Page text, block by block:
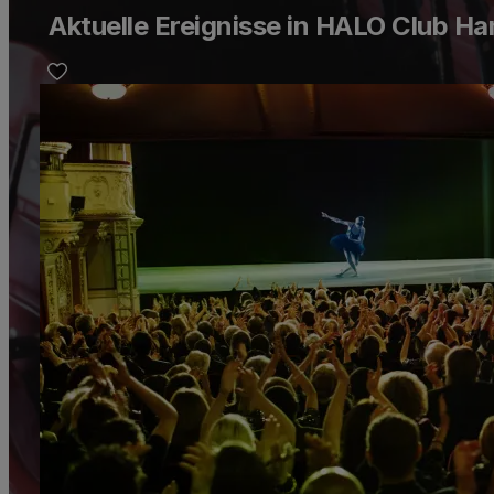
Aktuelle Ereignisse in HALO Club